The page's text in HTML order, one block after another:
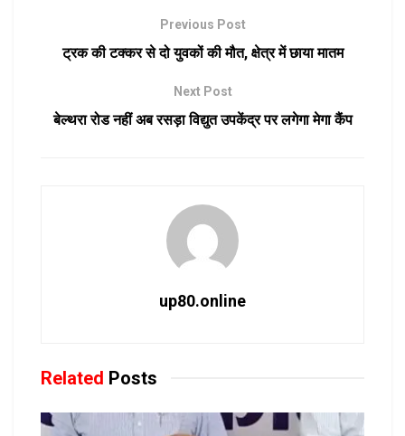
Previous Post
ट्रक की टक्कर से दो युवकों की मौत, क्षेत्र में छाया मातम
Next Post
बेल्थरा रोड नहीं अब रसड़ा विद्युत उपकेंद्र पर लगेगा मेगा कैंप
up80.online
Related Posts